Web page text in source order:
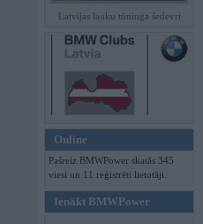
Latvijas lauku tūninga šedevri
Online
Pašreiz BMWPower skatās 345
viesi un 11 reģistrēti lietotāji.
Ienākt BMWPower